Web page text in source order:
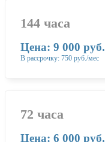
144 часа
Цена: 9 000 руб.
В рассрочку: 750 руб./мес
72 часа
Цена: 6 000 руб.